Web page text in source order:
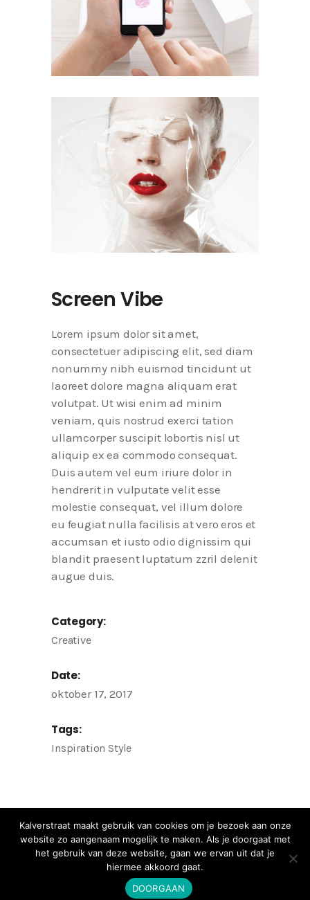
Screen Vibe
Lorem ipsum dolor sit amet,
consectetuer adipiscing elit, sed diam
nonummy nibh euismod tincidunt ut
laoreet dolore magna aliquam erat
volutpat. Ut wisi enim ad minim
veniam, quis nostrud exerci tation
ullamcorper suscipit lobortis nisl ut
aliquip ex ea commodo consequat.
Duis autem vel eum iriure dolor in
hendrerit in vulputate velit esse
molestie consequat, vel illum dolore
eu feugiat nulla facilisis at vero eros et
accumsan et iusto odio dignissim qui
blandit praesent luptatum zzril delenit
augue duis.
Category:
Creative
Date:
oktober 17, 2017
Tags:
Inspiration Style
Kalverstraat maakt gebruik van cookies om je bezoek aan onze
website zo aangenaam mogelijk te maken. Als je doorgaat met
het gebruik van deze website, gaan we ervan uit dat je
hiermee akkoord gaat.
DOORGAAN